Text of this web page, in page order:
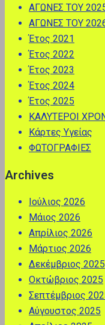
ΑΓΩΝΕΣ ΤΟΥ
ΑΓΩΝΕΣ ΤΟΥ
Έτος 2021
Έτος 2022
Έτος 2023
Έτος 2024
Έτος 2025
ΚΑΛΥΤΕΡΟΙ
Κάρτες Υγείας
ΦΩΤΟΓΡΑΦΙΕΣ
Archives
Ιούλιος 2026
Μάιος 2026
Απρίλιος 2026
Μάρτιος 2026
Δεκέμβριος 2025
Οκτώβριος 2025
Σεπτέμβριος
Αύγουστος 2025